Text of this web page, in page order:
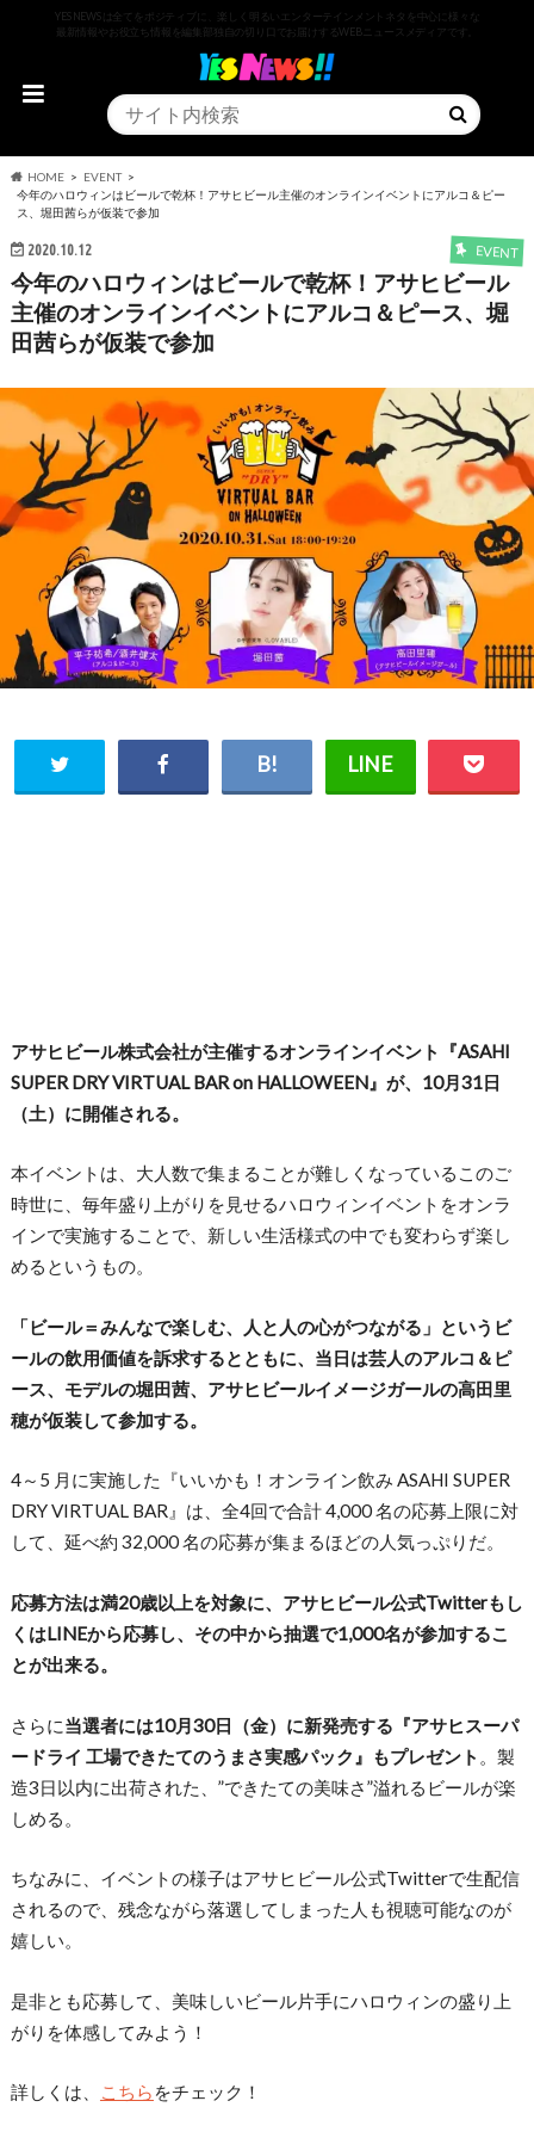
YESNEWSは全てをポジティブに、楽しく明るいエンターテインメントネタを中心に様々な
最新情報やお役立ち情報を編集部独自の切り口でお届けするWEBニュースメディアです。
HOME
EVENT
今年のハロウィンはビールで乾杯！アサヒビール主催のオンラインイベントにアルコ＆ピー
ス、堀田茜らが仮装で参加
2020.10.12 EVENT
今年のハロウィンはビールで乾杯！アサヒビール
主催のオンラインイベントにアルコ＆ピース、堀
田茜らが仮装で参加
アサヒビール株式会社が主催するオンラインイベント『ASAHI
SUPER DRY VIRTUAL BAR on HALLOWEEN』が、10月31日
（土）に開催される。
本イベントは、大人数で集まることが難しくなっているこのご
時世に、毎年盛り上がりを見せるハロウィンイベントをオンラ
インで実施することで、新しい生活様式の中でも変わらず楽し
めるというもの。
「ビール＝みんなで楽しむ、人と人の心がつながる」というビ
ールの飲用価値を訴求するとともに、当日は芸人のアルコ＆ピ
ース、モデルの堀田茜、アサヒビールイメージガールの高田里
穂が仮装して参加する。
4～5 月に実施した『いいかも！オンライン飲み ASAHI SUPER
DRY VIRTUAL BAR』は、全4回で合計 4,000 名の応募上限に対
して、延べ約 32,000 名の応募が集まるほどの人気っぷりだ。
応募方法は満20歳以上を対象に、アサヒビール公式Twitterもし
くはLINEから応募し、その中から抽選で1,000名が参加するこ
とが出来る。
さらに当選者には10月30日（金）に新発売する『アサヒスーパ
ードライ 工場できたてのうまさ実感パック』もプレゼント
。製
造3日以内に出荷された、”できたての美味さ”溢れるビールが楽
しめる。
ちなみに、イベントの様子はアサヒビール公式Twitterで生配信
されるので、残念ながら落選してしまった人も視聴可能なのが
嬉しい。
是非とも応募して、美味しいビール片手にハロウィンの盛り上
がりを体感してみよう！
詳しくは、 こちら をチェック！